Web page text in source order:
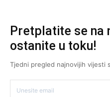
Pretplatite se na
ostanite u toku!
Tjedni pregled najnovijih vijesti